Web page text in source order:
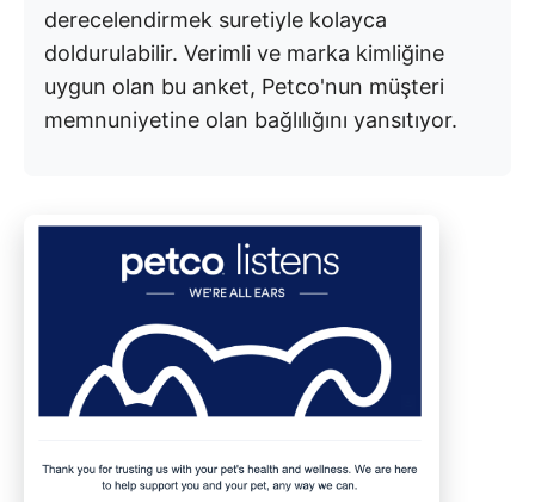
derecelendirmek suretiyle kolayca
doldurulabilir. Verimli ve marka kimliğine
uygun olan bu anket, Petco'nun müşteri
memnuniyetine olan bağlılığını yansıtıyor.